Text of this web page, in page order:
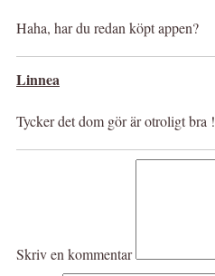
Haha, har du redan köpt appen?
Linnea
Tycker det dom gör är otroligt bra !
Skriv en kommentar